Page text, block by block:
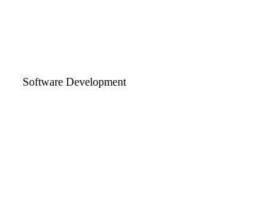
Software Development